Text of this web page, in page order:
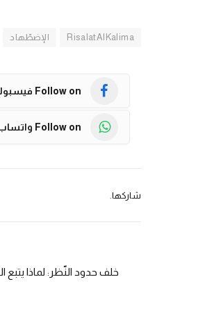
RisalatAlKalima الإضطّهاد
Follow on فيسبوك
Follow on واتساب
شاركها.
خلف حدود النّظر: لماذا يتبع